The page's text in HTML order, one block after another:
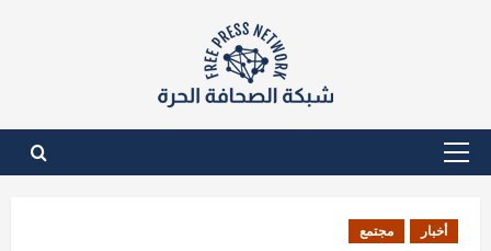
القائمة
أخبار مجتمع